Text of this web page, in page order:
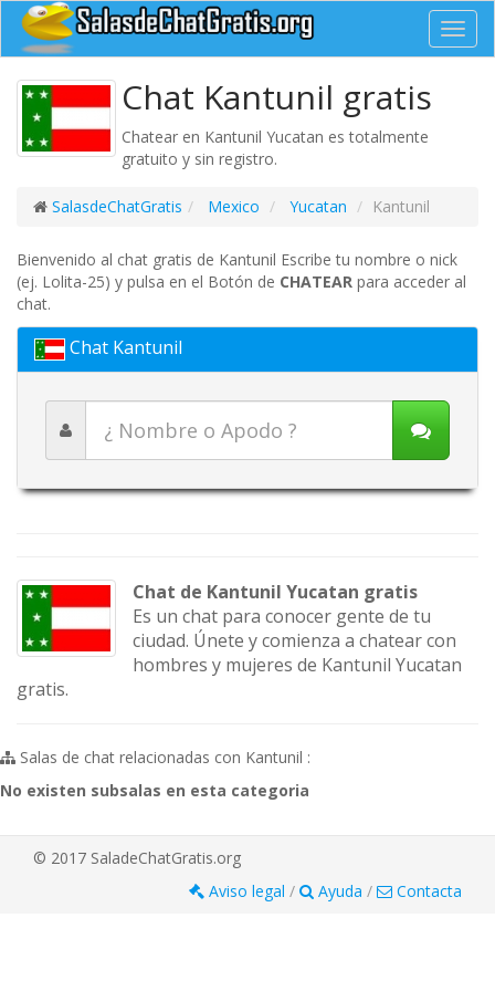
Chat Kantunil gratis
Chatear en Kantunil Yucatan es totalmente
gratuito y sin registro.
SalasdeChatGratis Mexico Yucatan Kantunil
Bienvenido al chat gratis de Kantunil Escribe tu nombre o nick
(ej. Lolita-25) y pulsa en el Botón de CHATEAR para acceder al
chat.
Chat Kantunil
Chat de Kantunil Yucatan gratis
Es un chat para conocer gente de tu
ciudad. Únete y comienza a chatear con
hombres y mujeres de Kantunil Yucatan
gratis.
Salas de chat relacionadas con Kantunil :
No existen subsalas en esta categoria
© 2017 SaladeChatGratis.org
Aviso legal / Ayuda / Contacta